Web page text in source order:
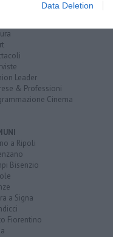
Data Deletion
Leader
& Professioni
Cinema
a Ripoli
Bisenzio
a Signa
Fiorentino